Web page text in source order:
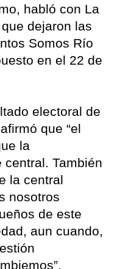
habló con La
dejaron las
Somos Río
en el 22 de
electoral de
que “el
la
También
la central
nosotros
de este
aun cuando,